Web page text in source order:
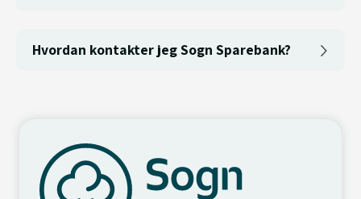
Hvordan kontakter jeg Sogn Sparebank?